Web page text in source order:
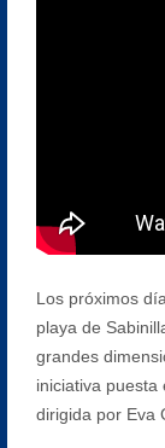
Los próximos
playa de
grandes
iniciativa puesta
dirigida por Eva